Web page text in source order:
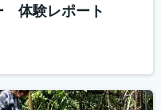
体験レポート